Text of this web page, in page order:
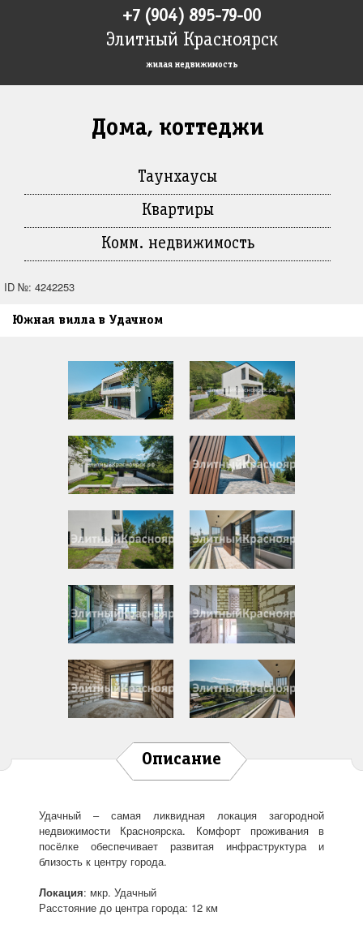
Элитный Красноярск
жилая недвижимость
+7 (904) 895-79-00
Дома, коттеджи
Таунхаусы
Квартиры
Комм. недвижимость
ID №: 4242253
Южная вилла в Удачном
Описание
Удачный – самая ликвидная локация загородной
недвижимости Красноярска. Комфорт проживания в
посёлке обеспечивает развитая инфраструктура и
близость к центру города.
Локация: мкр. Удачный
Расстояние до центра города: 12 км